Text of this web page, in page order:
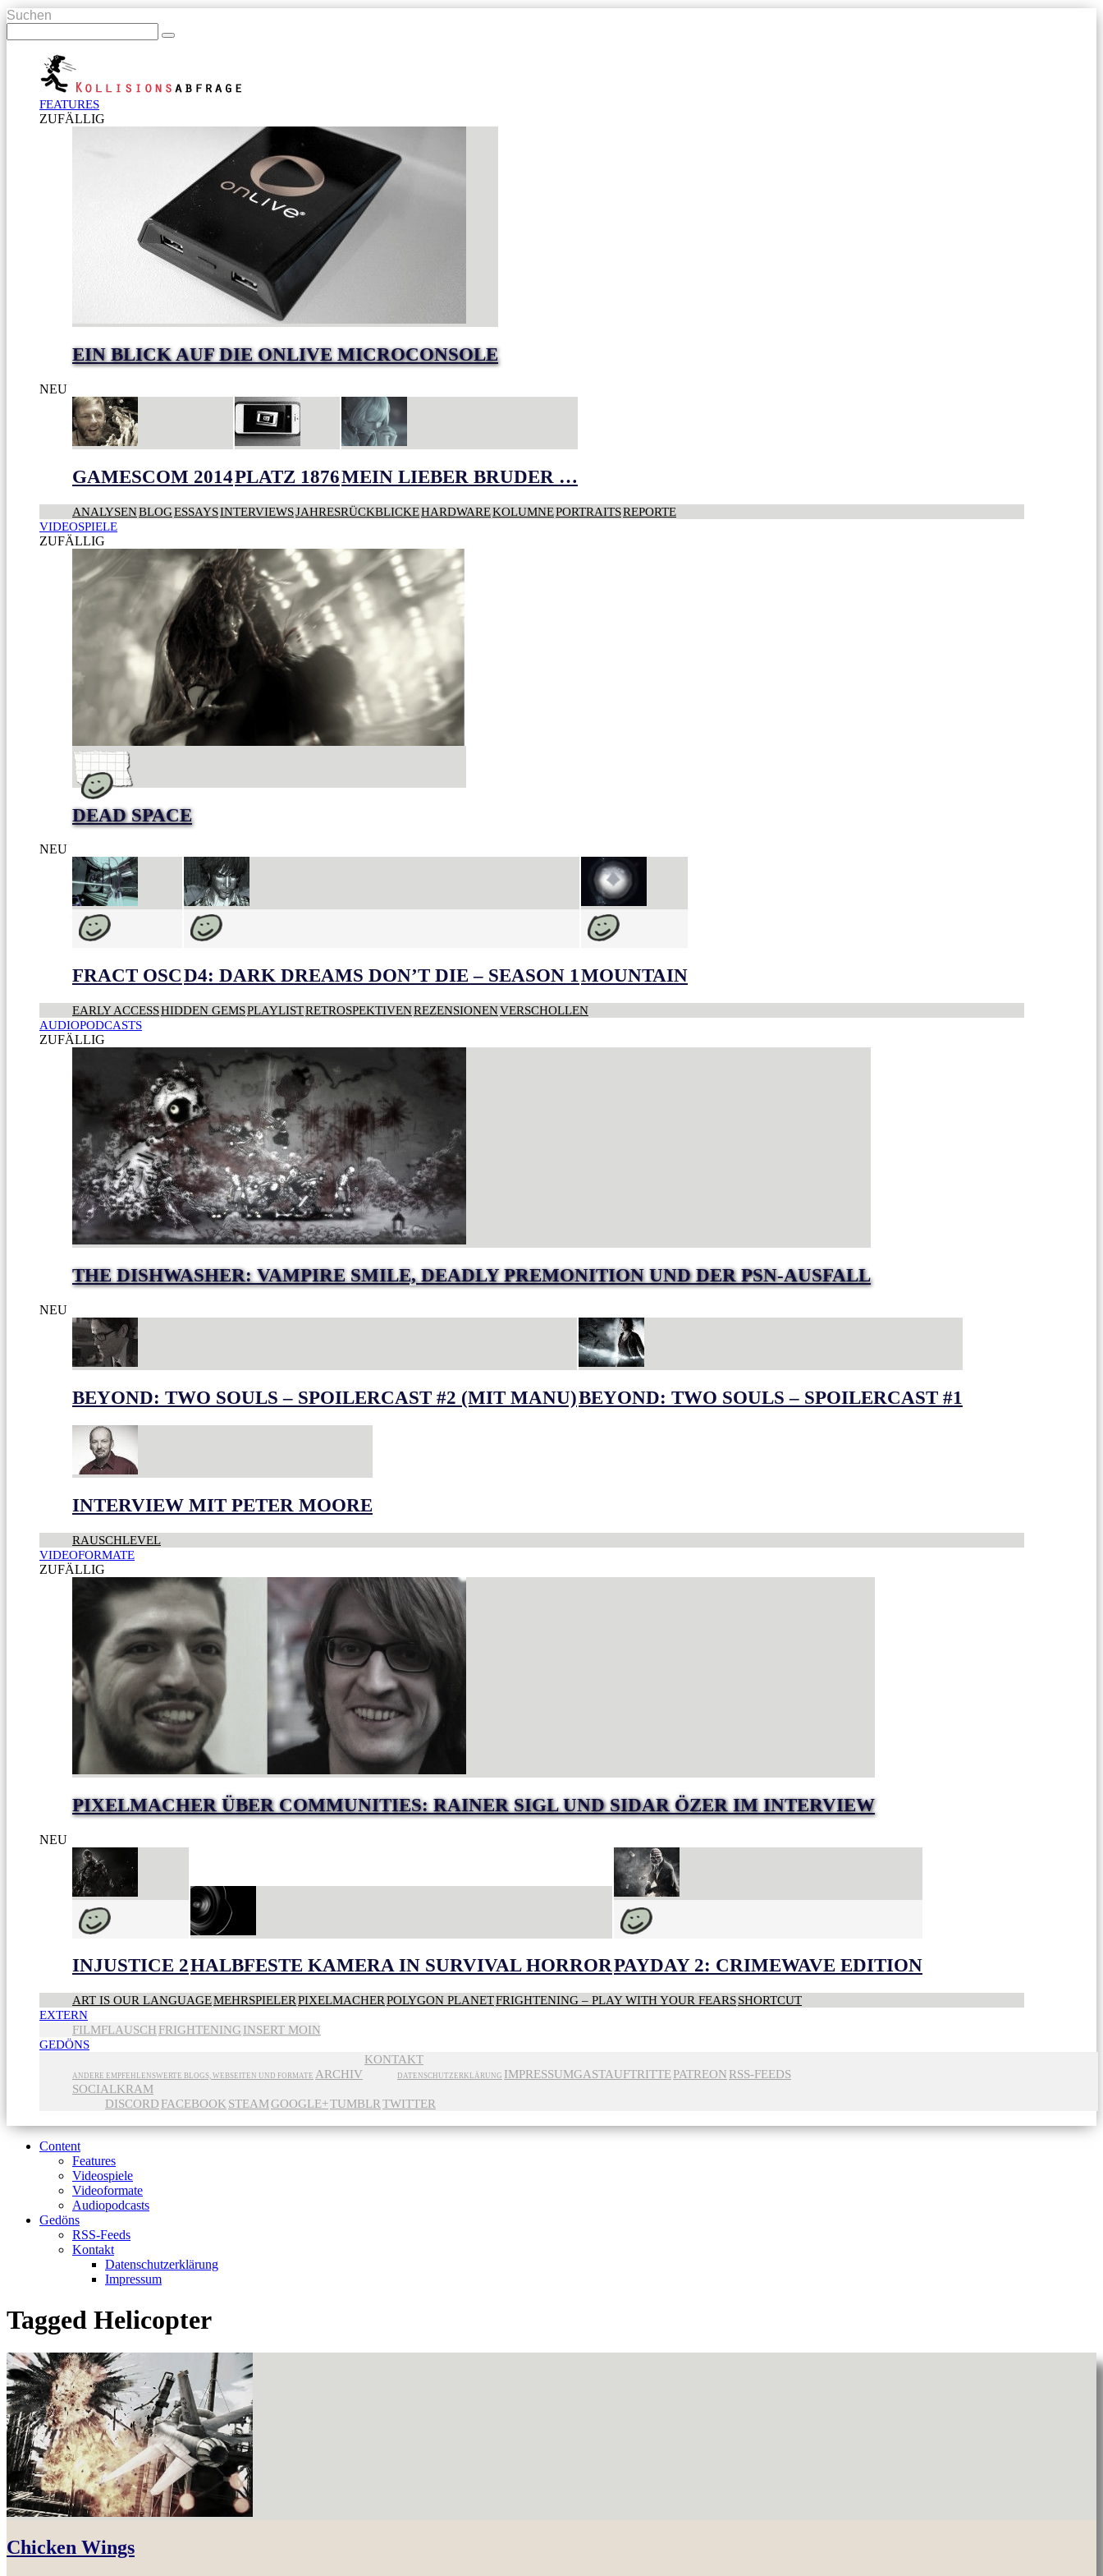
Suchen
FEATURES
ZUFÄLLIG
EIN BLICK AUF DIE ONLIVE MICROCONSOLE
NEU
GAMESCOM 2014PLATZ 1876MEIN LIEBER BRUDER …
ANALYSENBLOGESSAYSINTERVIEWSJAHRESRÜCKBLICKEHARDWAREKOLUMNEPORTRAITSREPORTE
VIDEOSPIELE
ZUFÄLLIG
DEAD SPACE
NEU
FRACT OSCD4: DARK DREAMS DON’T DIE – SEASON 1MOUNTAIN
EARLY ACCESSHIDDEN GEMSPLAYLISTRETROSPEKTIVENREZENSIONENVERSCHOLLEN
AUDIOPODCASTS
ZUFÄLLIG
THE DISHWASHER: VAMPIRE SMILE, DEADLY PREMONITION UND DER PSN-AUSFALL
NEU
BEYOND: TWO SOULS – SPOILERCAST #2 (MIT MANU)BEYOND: TWO SOULS – SPOILERCAST #1
INTERVIEW MIT PETER MOORE
RAUSCHLEVEL
VIDEOFORMATE
ZUFÄLLIG
PIXELMACHER ÜBER COMMUNITIES: RAINER SIGL UND SIDAR ÖZER IM INTERVIEW
NEU
INJUSTICE 2HALBFESTE KAMERA IN SURVIVAL HORRORPAYDAY 2: CRIMEWAVE EDITION
ART IS OUR LANGUAGEMEHRSPIELERPIXELMACHERPOLYGON PLANETFRIGHTENING – PLAY WITH YOUR FEARSSHORTCUT
EXTERN
FILMFLAUSCH FRIGHTENING INSERT MOIN
GEDÖNS
ANDERE EMPFEHLENSWERTE BLOGS, WEBSEITEN UND FORMATE ARCHIV
KONTAKT
DATENSCHUTZERKLÄRUNG IMPRESSUMGASTAUFTRITTEPATREON RSS-FEEDS
SOCIALKRAM
DISCORD FACEBOOK STEAMGOOGLE+TUMBLRTWITTER
Content
Features
Videospiele
Videoformate
Audiopodcasts
Gedöns
RSS-Feeds
Kontakt
Datenschutzerklärung
Impressum
Tagged Helicopter
Chicken Wings